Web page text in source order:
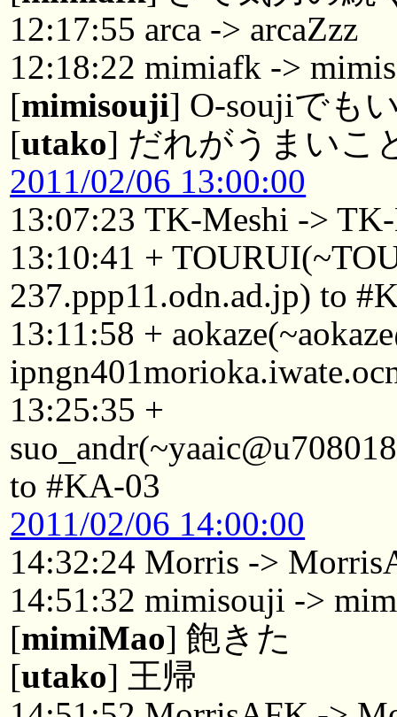
12:17:55 arca -> arcaZzz
12:18:22 mimiafk ->
[mimisouji] O-soujiでも
[utako] だれがうまいこ
2011/02/06 13:00:00
13:07:23 TK-Meshi ->
13:10:41 +
237.ppp11.odn.ad.jp) to
13:11:58 +
13:25:35 +
to #KA-03
2011/02/06 14:00:00
14:32:24 Morris ->
14:51:32 mimisouji ->
[mimiMao] 飽きた
[utako] 王帰